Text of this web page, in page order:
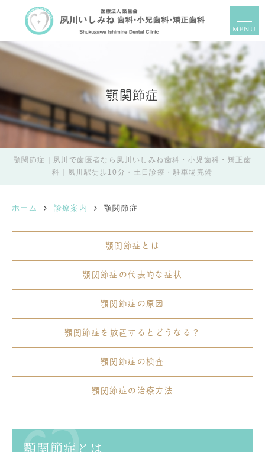
MENU
顎関節症
顎関節症｜夙川で歯医者なら夙川いしみね歯科・小児歯科・矯正歯
科｜夙川駅徒歩10分・土日診療・駐車場完備
ホーム 診療案内 顎関節症
顎関節症とは
顎関節症の代表的な症状
顎関節症の原因
顎関節症を放置するとどうなる？
顎関節症の検査
顎関節症の治療方法
顎関節症とは